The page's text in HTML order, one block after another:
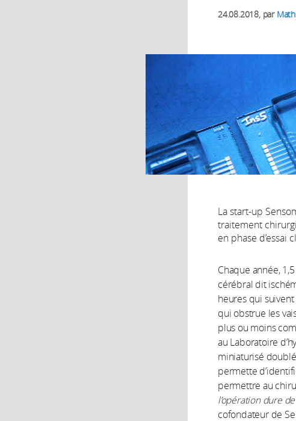
24.08.2018, par
La start-up
traitement
en phase d’essai
Chaque année,
cérébral dit
heures qui
qui obstrue les
plus ou moins
au Laboratoire
miniaturisé doublé
permette
permettre au
l’opération dure
cofondateur de